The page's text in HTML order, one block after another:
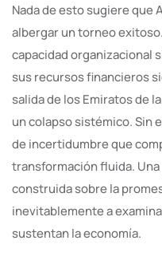
Nada de esto sugiere que
albergar un torneo
capacidad organizacional
sus recursos financieros
salida de los Emiratos de
un colapso sistémico. Sin
de incertidumbre que
transformación fluida.
construida sobre la
inevitablemente a
sustentan la economía.